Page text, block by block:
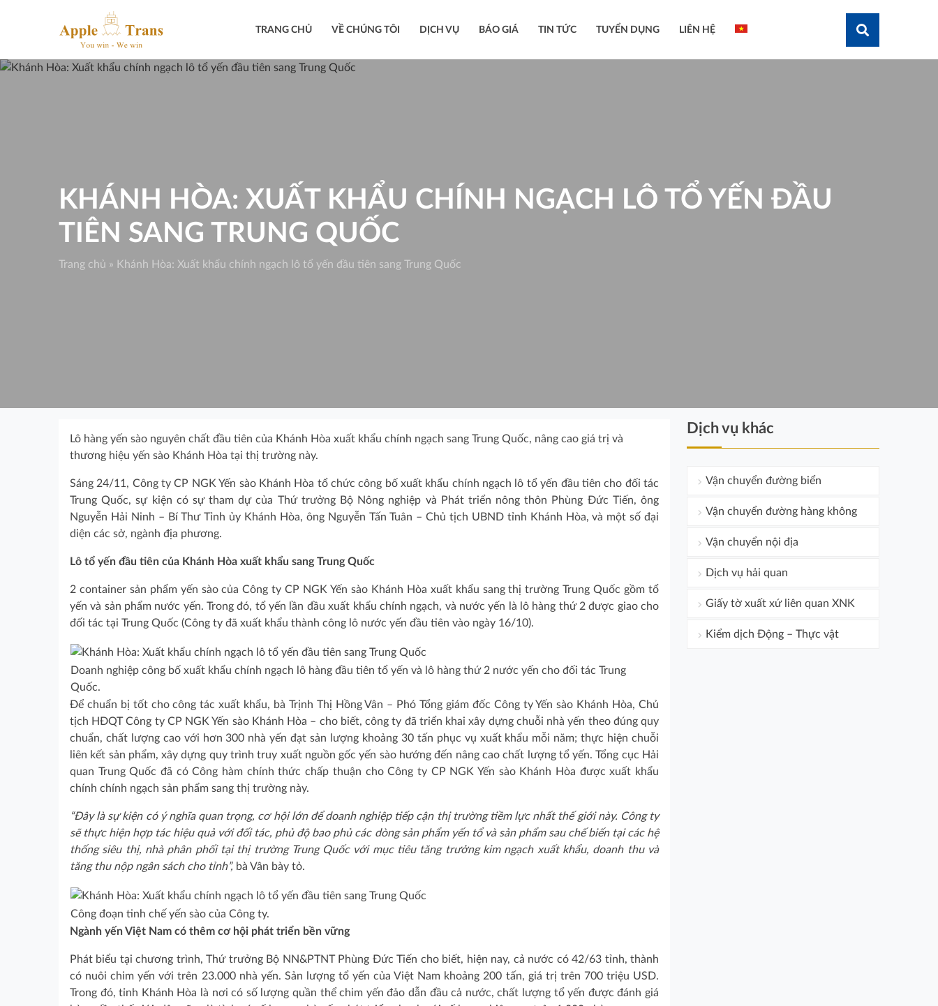
TRANG CHỦ VỀ CHÚNG TÔI DỊCH VỤ BÁO GIÁ TIN TỨC TUYỂN DỤNG LIÊN HỆ
KHÁNH HÒA: XUẤT KHẨU CHÍNH NGẠCH LÔ TỔ YẾN ĐẦU
TIÊN SANG TRUNG QUỐC
Trang chủ » Khánh Hòa: Xuất khẩu chính ngạch lô tổ yến đầu tiên sang Trung Quốc
Lô hàng yến sào nguyên chất đầu tiên của Khánh Hòa xuất khẩu chính ngạch sang Trung Quốc, nâng cao giá trị và
thương hiệu yến sào Khánh Hòa tại thị trường này.
Sáng 24/11, Công ty CP NGK Yến sào Khánh Hòa tổ chức công bố xuất khẩu chính ngạch lô tổ yến đầu tiên cho đối tác
Trung Quốc, sự kiện có sự tham dự của Thứ trưởng Bộ Nông nghiệp và Phát triển nông thôn Phùng Đức Tiến, ông
Nguyễn Hải Ninh – Bí Thư Tỉnh ủy Khánh Hòa, ông Nguyễn Tấn Tuân – Chủ tịch UBND tỉnh Khánh Hòa, và một số đại
diện các sở, ngành địa phương.
Lô tổ yến đầu tiên của Khánh Hòa xuất khẩu sang Trung Quốc
2 container sản phẩm yến sào của Công ty CP NGK Yến sào Khánh Hòa xuất khẩu sang thị trường Trung Quốc gồm tổ
yến và sản phẩm nước yến. Trong đó, tổ yến lần đầu xuất khẩu chính ngạch, và nước yến là lô hàng thứ 2 được giao cho
đối tác tại Trung Quốc (Công ty đã xuất khẩu thành công lô nước yến đầu tiên vào ngày 16/10).
Doanh nghiệp công bố xuất khẩu chính ngạch lô hàng đầu tiên tổ yến và lô hàng thứ 2 nước yến cho đối tác Trung
Quốc.
Để chuẩn bị tốt cho công tác xuất khẩu, bà Trịnh Thị Hồng Vân – Phó Tổng giám đốc Công ty Yến sào Khánh Hòa, Chủ
tịch HĐQT Công ty CP NGK Yến sào Khánh Hòa – cho biết, công ty đã triển khai xây dựng chuỗi nhà yến theo đúng quy
chuẩn, chất lượng cao với hơn 300 nhà yến đạt sản lượng khoảng 30 tấn phục vụ xuất khẩu mỗi năm; thực hiện chuỗi
liên kết sản phẩm, xây dựng quy trình truy xuất nguồn gốc yến sào hướng đến nâng cao chất lượng tổ yến. Tổng cục Hải
quan Trung Quốc đã có Công hàm chính thức chấp thuận cho Công ty CP NGK Yến sào Khánh Hòa được xuất khẩu
chính chính ngạch sản phẩm sang thị trường này.
“Đây là sự kiện có ý nghĩa quan trọng, cơ hội lớn để doanh nghiệp tiếp cận thị trường tiềm lực nhất thế giới này. Công ty
sẽ thực hiện hợp tác hiệu quả với đối tác, phủ độ bao phủ các dòng sản phẩm yến tổ và sản phẩm sau chế biến tại các hệ
thống siêu thị, nhà phân phối tại thị trường Trung Quốc với mục tiêu tăng trưởng kim ngạch xuất khẩu, doanh thu và
tăng thu nộp ngân sách cho tỉnh”, bà Vân bày tỏ.
Công đoạn tinh chế yến sào của Công ty.
Ngành yến Việt Nam có thêm cơ hội phát triển bền vững
Phát biểu tại chương trình, Thứ trưởng Bộ NN&PTNT Phùng Đức Tiến cho biết, hiện nay, cả nước có 42/63 tỉnh, thành
có nuôi chim yến với trên 23.000 nhà yến. Sản lượng tổ yến của Việt Nam khoảng 200 tấn, giá trị trên 700 triệu USD.
Trong đó, tỉnh Khánh Hòa là nơi có số lượng quần thể chim yến đảo dẫn đầu cả nước, chất lượng tổ yến được đánh giá
Dịch vụ khác
Vận chuyển đường biển
Vận chuyển đường hàng không
Vận chuyển nội địa
Dịch vụ hải quan
Giấy tờ xuất xứ liên quan XNK
Kiểm dịch Động – Thực vật